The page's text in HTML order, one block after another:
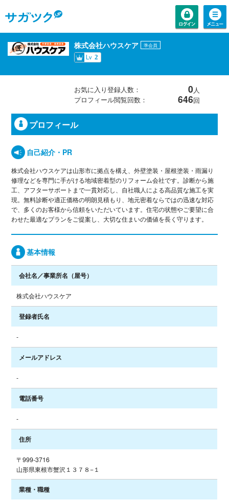
株式会社ハウスケア 準会員
Lv 2
お気に入り登録人数： 0人
プロフィール閲覧回数：
646回
プロフィール
自己紹介・PR
株式会社ハウスケアは山形市に拠点を構え、外壁塗装・屋根塗装・雨漏り
修理などを専門に手がける地域密着型のリフォーム会社です。診断から施
工、アフターサポートまで一貫対応し、自社職人による高品質な施工を実
現。無料診断や適正価格の明朗見積もり、地元密着ならではの迅速な対応
で、多くのお客様から信頼をいただいています。住宅の状態やご要望に合
わせた最適なプランをご提案し、大切な住まいの価値を長く守ります。
基本情報
会社名／事業所名 （屋号）
株式会社ハウスケア
登録者氏名
-
メールアドレス
-
電話番号
-
住所
〒999-3716
山形県東根市蟹沢１３７８−１
業種・職種